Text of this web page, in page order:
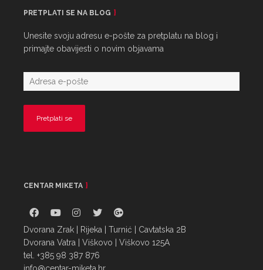
PRETPLATI SE NA BLOG
Unesite svoju adresu e-pošte za pretplatu na blog i
primajte obavijesti o novim objavama
CENTAR MIKETA
Dvorana Zrak | Rijeka | Turnić | Cavtatska 2B
Dvorana Vatra | Viškovo | Viškovo 125A
tel. +385 98 387 876